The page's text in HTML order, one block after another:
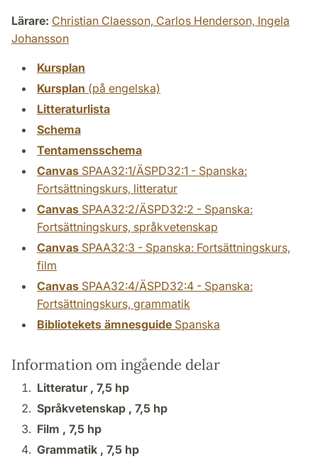
Lärare: Christian Claesson, Carlos Henderson, Ingela
Johansson
Kursplan
Kursplan (på engelska)
Litteraturlista
Schema
Tentamensschema
Canvas SPAA32:1/ÄSPD32:1 - Spanska:
Fortsättningskurs, litteratur
Canvas SPAA32:2/ÄSPD32:2 - Spanska:
Fortsättningskurs, språkvetenskap
Canvas SPAA32:3 - Spanska: Fortsättningskurs,
film
Canvas SPAA32:4/ÄSPD32:4 - Spanska:
Fortsättningskurs, grammatik
Bibliotekets ämnesguide Spanska
Information om ingående delar
Litteratur , 7,5 hp
Språkvetenskap , 7,5 hp
Film , 7,5 hp
Grammatik , 7,5 hp